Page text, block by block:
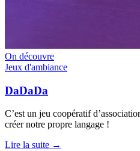
On découvre
Jeux d'ambiance
DaDaDa
C’est un jeu coopératif
créer notre propre langage !
Lire la suite →